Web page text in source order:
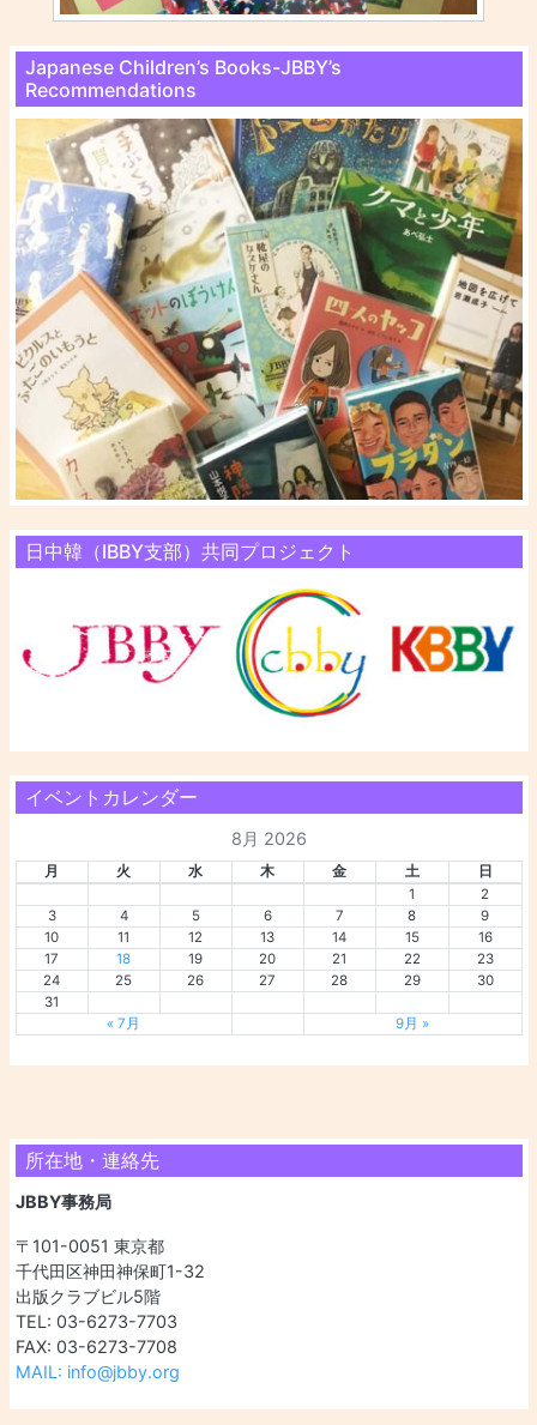
Japanese Children’s Books-JBBY’s
Recommendations
日中韓（IBBY支部）共同プロジェクト
イベントカレンダー
8月 2026
月 火 水 木 金 土
日
1
2
3
4 5 6 7 8
9
10
11 12 13 14 15
16
17
18 19 20 21 22
23
24
25 26 27 28 29
30
31
« 7月
9月 »
所在地・連絡先
JBBY事務局
〒101-0051 東京都
千代田区神田神保町1-32
出版クラブビル5階
TEL: 03-6273-7703
FAX: 03-6273-7708
MAIL: info@jbby.org